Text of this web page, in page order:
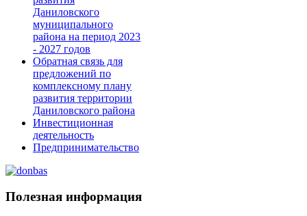
Даниловского
муниципального
района на период 2023
- 2027 годов
Обратная связь для
предложений по
комплексному плану
развития территории
Даниловского района
Инвестиционная
деятельность
Предпринимательство
Полезная информация